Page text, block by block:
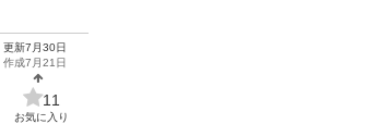
更新7月30日
作成7月21日
11
お気に入り